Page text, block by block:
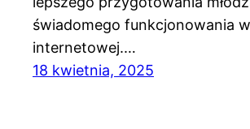
świadomego funkcjonowania
internetowej.…
18 kwietnia, 2025